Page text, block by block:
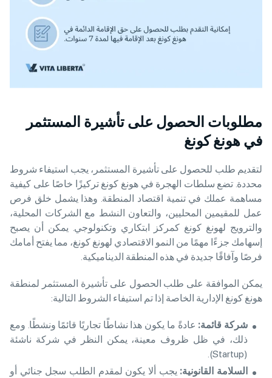
مطلوبات الحصول على تأشيرة المستثمر
في هونغ كونغ
لتقديم طلب للحصول على تأشيرة المستثمر، يجب استيفاء شروط
محددة. تضع سلطات الهجرة في هونغ كونغ تركيزًا خاصًا على كيفية
مساهمة عملك في تنمية اقتصاد المنطقة. وهذا يشمل خلق فرص
عمل للمقيمين المحليين، والتعاون النشط مع الشركات المحلية،
والترويج لهونغ كونغ كمركز ابتكاري وتكنولوجي. يمكن أن يصبح
إسهامك جزءًا مهمًا من النمو الاقتصادي لهونغ كونغ، مما يفتح أمامك
فرصًا وآفاقًا جديدة في هذه المنطقة الديناميكية.
يمكن الموافقة على طلب الحصول على تأشيرة المستثمر لمنطقة
هونغ كونغ الإدارية الخاصة إذا تم استيفاء الشروط التالية:
شركة قائمة:عادةً ما يكون هذا نشاطًا تجاريًا قائمًا ونشطًا. ومع
ذلك، في ظل ظروف معينة، يمكن النظر في شركة ناشئة
السلامة القانونية:يجب ألا يكون لمقدم الطلب سجل جنائي أو